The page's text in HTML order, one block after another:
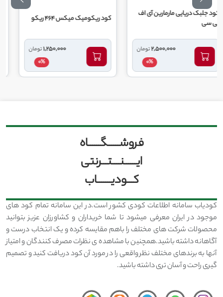
مارمارین آی اف
2,500,000
تومان
کود ریکومیک میکس 464 ریکو
1,250,000
تومان
کود 10 52 10 گهر زای یزد
فروشــــــگــــــاه
ایــــــنــــتـــرنتی
کـــودیـــــــاب
کودیاب سامانه اطلاعات کودی کشور است.در این سامانه تمام کود های
موجود در ایران معرفی میشود تا شما خریداران و کشاورزان عزیز بتوانید
محصولات شرکت های مختلف را باهم مقایسه کرده و یک انتخاب درست و
آگاهانه داشته باشید.همچنین با مشاهده ی نظرات مصرف کنندگان و امتیاز
آنها به برندهای مختلف نظر واقعی را در مورد آن کود دریافت کنید و تصمیم
گیری راحت و آسان تری داشته باشید.